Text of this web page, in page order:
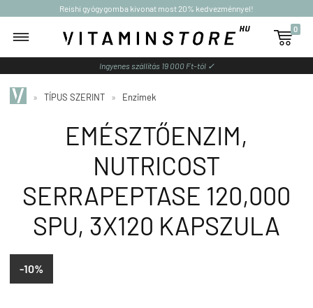
Reishi gyógygomba kivonat most 20% kedvezménnyel!

0
Ingyenes szállítás 19 000 Ft-tól ✓
» TÍPUS SZERINT » Enzimek
EMÉSZTŐENZIM,
NUTRICOST
SERRAPEPTASE 120,000
SPU, 3X120 KAPSZULA
-10%